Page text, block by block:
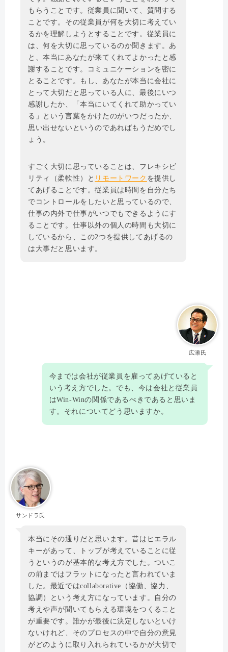
もらうことです。従業員に聞いて、質問する
ことです。その従業員が何を大切に考えてい
るかを理解しようとすることです。従業員に
は、何を大切に思っているのか聞きます。あ
と、本当にあなたが来てくれてよかったと感
謝することです。コミュニケーションを密に
とることです。もし、あなたが本当に会社に
とって大切だと思っている人に、最後にいつ
感謝したか、「本当にいてくれて助かってい
る」という言葉をかけたのがいつだったか、
思い出せないというのであればもうだめでし
ょう。
すごく大切に思っていることは、フレキシビ
リティ（柔軟性）と リモートワーク を提供し
てあげることです。従業員は時間を自分たち
でコントロールをしたいと思っているので、
仕事の内外で仕事がいつでもできるようにす
ることです。仕事以外の個人の時間も大切に
しているから、この2つを提供してあげるの
は大事だと思います。
広瀬氏
今までは会社が従業員を雇ってあげていると
いう考え方でした。でも、今は会社と従業員
はWin-Winの関係であるべきであると思いま
す。それについてどう思いますか。
サンドラ氏
本当にその通りだと思います。昔はヒエラル
キーがあって、トップが考えていることに従
うというのが基本的な考え方でした。ついこ
の前まではフラットになったと言われていま
した。最近ではcollaborative（協働、協力、
協調）という考え方になっています。自分の
考えや声が聞いてもらえる環境をつくること
が重要です。誰かが最後に決定しないといけ
ないけれど、そのプロセスの中で自分の意見
がどのように取り入れられているかが大切で